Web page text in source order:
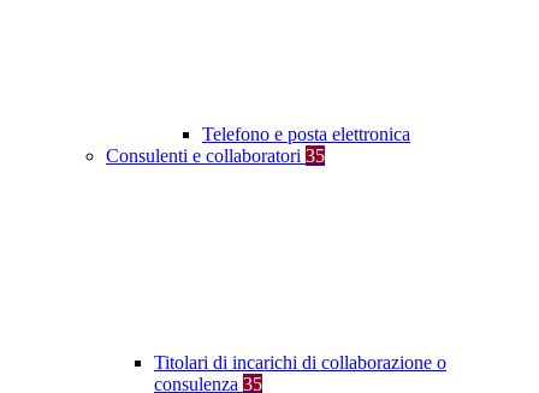
Telefono e posta elettronica
Consulenti e collaboratori 35
Titolari di incarichi di collaborazione o
consulenza 35